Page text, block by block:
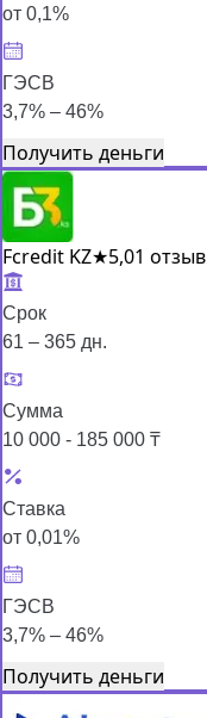
от 0,1%
ГЭСВ
3,7% – 46%
Получить деньги
Fcredit KZ★5,01 отзыв
Срок
61 – 365 дн.
Сумма
10 000 - 185 000 ₸
Ставка
от 0,01%
ГЭСВ
3,7% – 46%
Получить деньги